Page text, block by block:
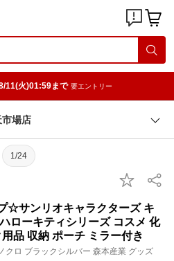
11(火)01:59まで 要エントリー
場店
1/24
☆サンリオキャラクターズ キ
ローキティシリーズ コスメ 化
品 収納 ポーチ ミラー付き
クロ ブラックシルバー 森本産業 グッズ